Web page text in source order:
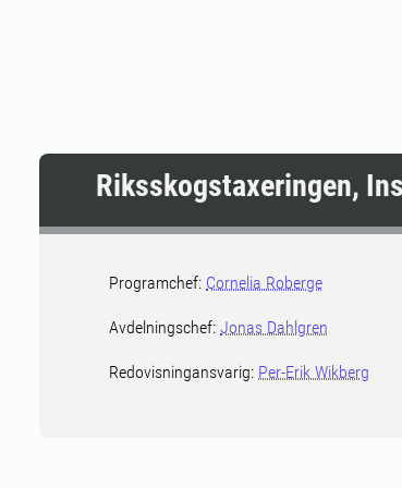
Riksskogstaxeringen,
Programchef: Cornelia Roberge
Avdelningschef: Jonas Dahlgren
Redovisningansvarig: Per-Erik Wikberg